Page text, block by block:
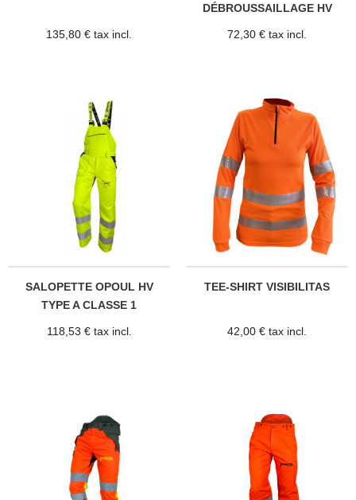
135,80 € tax incl.
DÉBROUSSAILLAGE HV
72,30 € tax incl.
SALOPETTE OPOUL HV
TYPE A CLASSE 1
118,53 € tax incl.
TEE-SHIRT VISIBILITAS
42,00 € tax incl.